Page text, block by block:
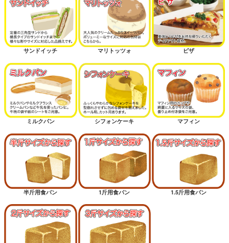
サンドイッチ マリトッツォ ピザ
ミルクパン シフォンケーキ マフィン
半斤用食パン 1斤用食パン 1.5斤用食パン